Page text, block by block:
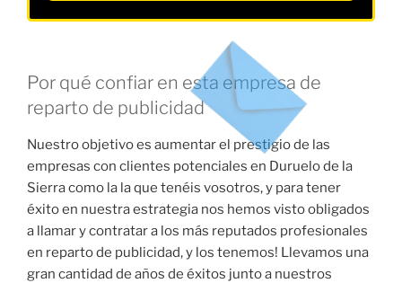
Por qué confiar en esta empresa de
reparto de publicidad
Nuestro objetivo es aumentar el prestigio de las
empresas con clientes potenciales en Duruelo de la
Sierra como la la que tenéis vosotros, y para tener
éxito en nuestra estrategia nos hemos visto obligados
a llamar y contratar a los más reputados profesionales
en reparto de publicidad, y los tenemos! Llevamos una
gran cantidad de años de éxitos junto a nuestros